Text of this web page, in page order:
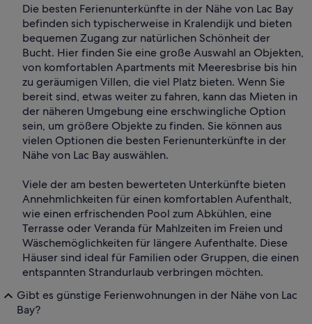
Die besten Ferienunterkünfte in der Nähe von Lac Bay
befinden sich typischerweise in Kralendijk und bieten
bequemen Zugang zur natürlichen Schönheit der
Bucht. Hier finden Sie eine große Auswahl an Objekten,
von komfortablen Apartments mit Meeresbrise bis hin
zu geräumigen Villen, die viel Platz bieten. Wenn Sie
bereit sind, etwas weiter zu fahren, kann das Mieten in
der näheren Umgebung eine erschwingliche Option
sein, um größere Objekte zu finden. Sie können aus
vielen Optionen die besten Ferienunterkünfte in der
Nähe von Lac Bay auswählen.
Viele der am besten bewerteten Unterkünfte bieten
Annehmlichkeiten für einen komfortablen Aufenthalt,
wie einen erfrischenden Pool zum Abkühlen, eine
Terrasse oder Veranda für Mahlzeiten im Freien und
Wäschemöglichkeiten für längere Aufenthalte. Diese
Häuser sind ideal für Familien oder Gruppen, die einen
entspannten Strandurlaub verbringen möchten.
Gibt es günstige Ferienwohnungen in der Nähe von Lac
Bay?